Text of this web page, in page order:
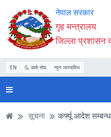
Accessibility
Mode
सुरु
गर्नुहोस्
सामाग्री
पढ्नुहाेस्
नेभिगेसन
पढ्नुहाेस्
वेबसाइट
खोजमा
जानुहोस्
नेपाल सरकार
गृह मन्त्रालय
जिल्ला प्रशासन
EN डार्क मोड न्यून व्यान्डविथ
सूचना कर्फ्यू आदेश